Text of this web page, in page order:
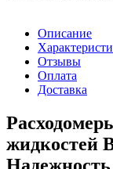
Описание
Отзывы
Оплата
Доставка
жидкостей